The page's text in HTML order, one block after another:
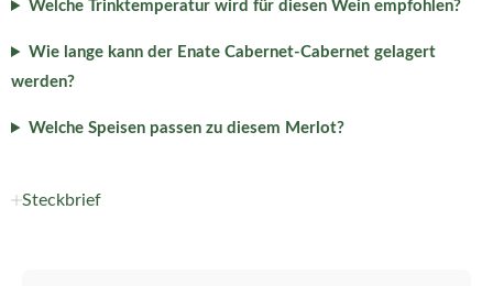
Welche Trinktemperatur wird für diesen Wein empfohlen?
Wie lange kann der Enate Cabernet-Cabernet gelagert
werden?
Welche Speisen passen zu diesem Merlot?
Steckbrief